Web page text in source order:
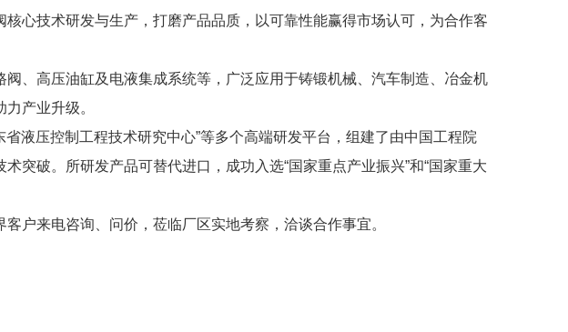
心技术研发与生产，打磨产品品质，以可靠性能赢得市场认可，为合作客
、高压油缸及电液集成系统等，广泛应用于铸锻机械、汽车制造、冶金机
产业升级。
液压控制工程技术研究中心”等多个高端研发平台，组建了由中国工程院
突破。所研发产品可替代进口，成功入选“国家重点产业振兴”和“国家重大
户来电咨询、问价，莅临厂区实地考察，洽谈合作事宜。